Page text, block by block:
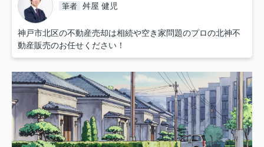
筆者 舛屋 健児
神戸市北区の不動産売却は相続や空き家問題のプロの北神不
動産販売のお任せください！